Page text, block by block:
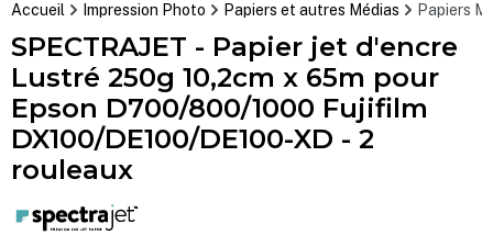
Accueil Impression Photo Papiers et autres Médias Papiers
SPECTRAJET - Papier jet d'encre
Lustré 250g 10,2cm x 65m pour
Epson D700/800/1000 Fujifilm
DX100/DE100/DE100-XD - 2
rouleaux